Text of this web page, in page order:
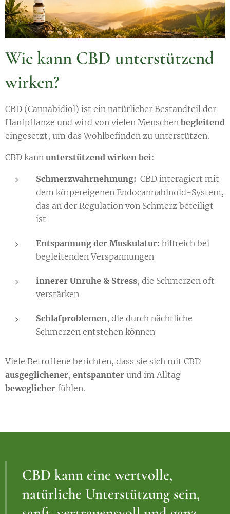
Wie kann CBD unterstützend
wirken?
CBD (Cannabidiol) ist ein natürlicher Bestandteil der
Hanfpflanze und wird von vielen Menschen begleitend
eingesetzt, um das Wohlbefinden zu unterstützen.
CBD kann unterstützend wirken bei :
Schmerzwahrnehmung: CBD interagiert mit
dem körpereigenen Endocannabinoid-System,
das an der Regulation von Schmerz beteiligt
ist
Entspannung der Muskulatur: hilfreich bei
begleitenden Verspannungen
innerer Unruhe & Stress, die Schmerzen oft
verstärken
Schlafproblemen, die durch nächtliche
Schmerzen entstehen können
Viele Betroffene berichten, dass sie sich mit CBD
ausgeglichener, entspannter und im Alltag
beweglicher fühlen.
CBD kann eine wertvolle,
natürliche Unterstützung sein,